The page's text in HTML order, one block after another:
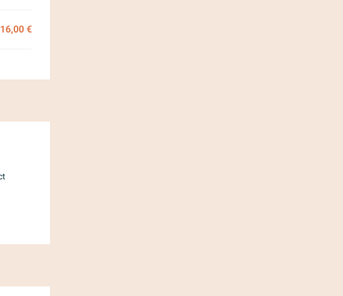
16,00 €